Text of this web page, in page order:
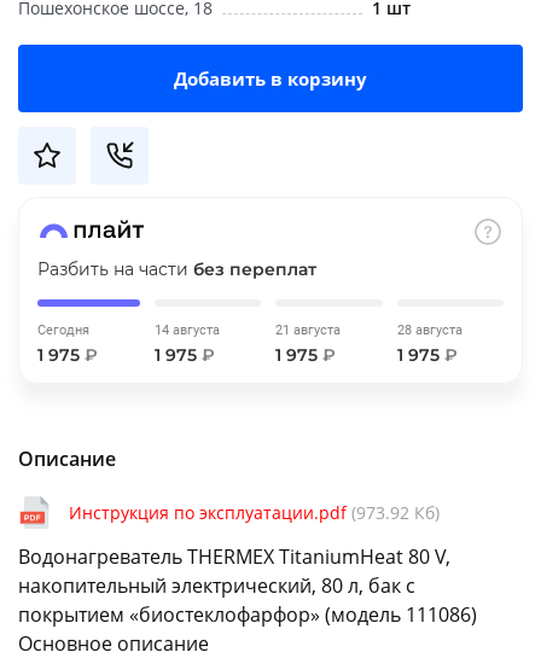
Пошехонское шоссе, 18 1 шт
Добавить в корзину
Разбить на части без переплат
Сегодня
1 975 ₽
14 августа
1 975 ₽
21 августа
1 975 ₽
28 августа
1 975 ₽
Описание
Инструкция по эксплуатации.pdf(973.92 Кб)
Водонагреватель THERMEX TitaniumHeat 80 V,
накопительный электрический, 80 л, бак с
покрытием «биостеклофарфор» (модель 111086)
Основное описание
недели